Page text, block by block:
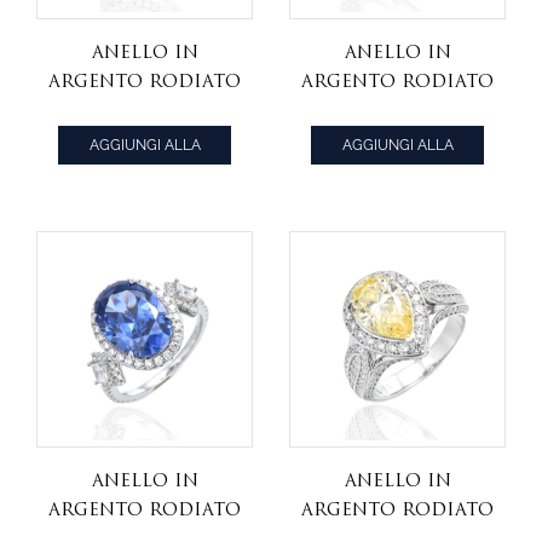
Anello in
argento rodiato
rosa di forma
ovale e zirconi
AGGIUNGI ALLA
Anello in
argento rodiato
rotondo giallo
e zircone bianco
AGGIUNGI ALLA
Anello in
argento rodiato
Anello in
argento rodiato